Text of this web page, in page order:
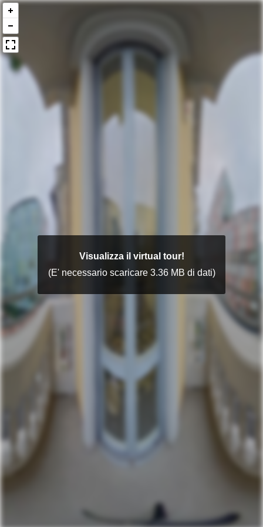
Visualizza il virtual tour!
(E' necessario scaricare 3.36 MB di dati)